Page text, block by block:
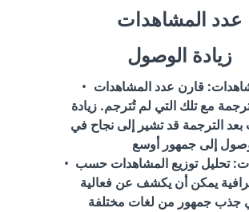
عدد المشاهدات
زيادة الوصول
: قارن عدد المشاهدات
مع تلك التي لم تُترجم. زيادة
الترجمة قد تشير إلى نجاح في
: تحليل توزيع المشاهدات حسب
يمكن أن يكشف عن فعالية